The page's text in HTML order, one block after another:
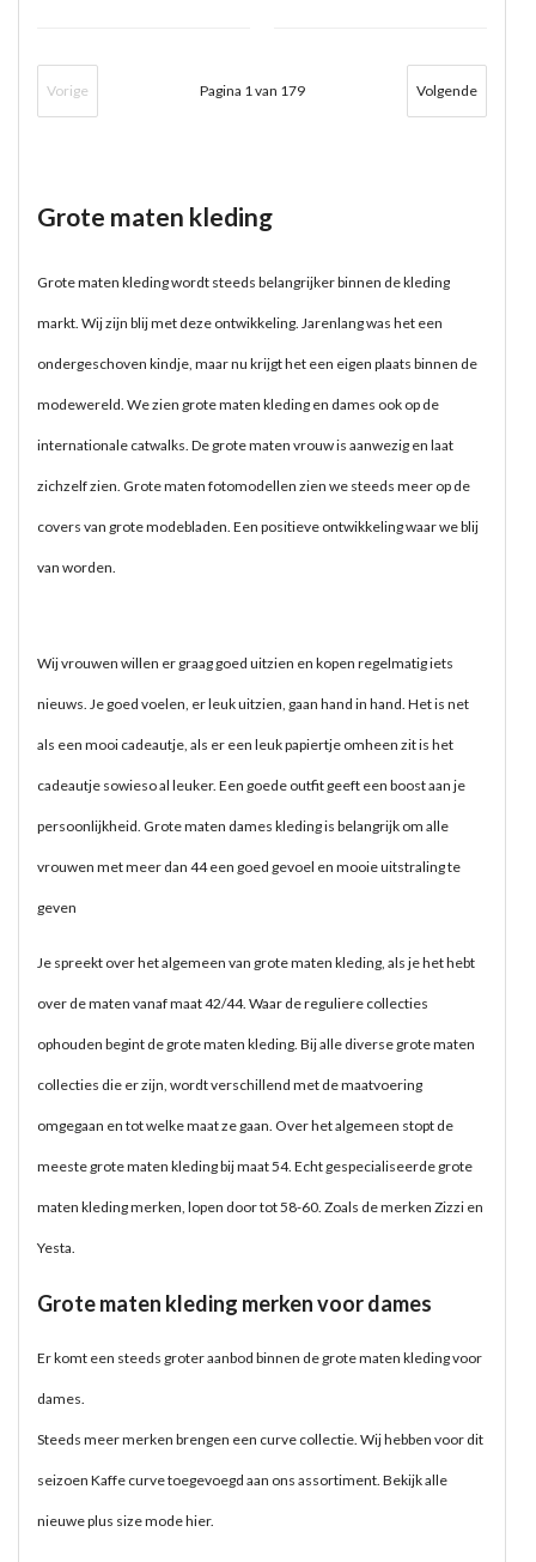
Vorige Pagina 1 van 179 Volgende
Grote maten kleding
Grote maten kleding wordt steeds belangrijker binnen de kleding
markt. Wij zijn blij met deze ontwikkeling. Jarenlang was het een
ondergeschoven kindje, maar nu krijgt het een eigen plaats binnen de
modewereld. We zien grote maten kleding en dames ook op de
internationale catwalks. De grote maten vrouw is aanwezig en laat
zichzelf zien. Grote maten fotomodellen zien we steeds meer op de
covers van grote modebladen. Een positieve ontwikkeling waar we blij
van worden.
Wij vrouwen willen er graag goed uitzien en kopen regelmatig iets
nieuws. Je goed voelen, er leuk uitzien, gaan hand in hand. Het is net
als een mooi cadeautje, als er een leuk papiertje omheen zit is het
cadeautje sowieso al leuker. Een goede outfit geeft een boost aan je
persoonlijkheid. Grote maten dames kleding is belangrijk om alle
vrouwen met meer dan 44 een goed gevoel en mooie uitstraling te
geven
Je spreekt over het algemeen van grote maten kleding, als je het hebt
over de maten vanaf maat 42/44. Waar de reguliere collecties
ophouden begint de grote maten kleding. Bij alle diverse grote maten
collecties die er zijn, wordt verschillend met de maatvoering
omgegaan en tot welke maat ze gaan. Over het algemeen stopt de
meeste grote maten kleding bij maat 54. Echt gespecialiseerde grote
maten kleding merken, lopen door tot 58-60. Zoals de merken Zizzi en
Yesta.
Grote maten kleding merken voor dames
Er komt een steeds groter aanbod binnen de grote maten kleding voor
dames.
Steeds meer merken brengen een curve collectie. Wij hebben voor dit
seizoen Kaffe curve toegevoegd aan ons assortiment. Bekijk alle
nieuweplus size modehier.